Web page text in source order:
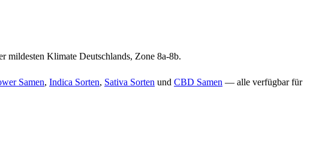
mildesten Klimate Deutschlands, Zone 8a-8b.
Samen, Indica Sorten, Sativa Sorten und CBD Samen — alle verfügbar für